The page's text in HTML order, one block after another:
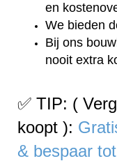
en
We bieden
Bij ons
nooit extra
✅ TIP: (
koopt ):
& bespaar